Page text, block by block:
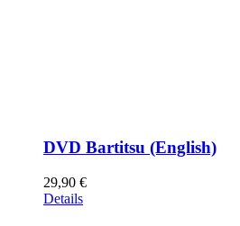
DVD Bartitsu (English)
29,90 €
Details